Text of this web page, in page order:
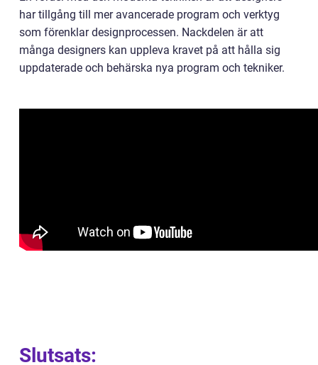
har tillgång till mer avancerade program och verktyg
som förenklar designprocessen. Nackdelen är att
många designers kan uppleva kravet på att hålla sig
uppdaterade och behärska nya program och tekniker.
Slutsats: